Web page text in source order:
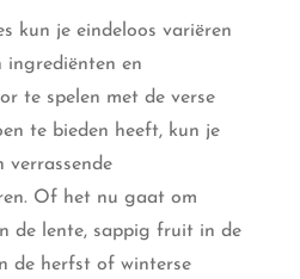
kun je eindeloos variëren
ingrediënten en
te spelen met de verse
te bieden heeft, kun je
verrassende
Of het nu gaat om
de lente, sappig fruit in de
de herfst of winterse